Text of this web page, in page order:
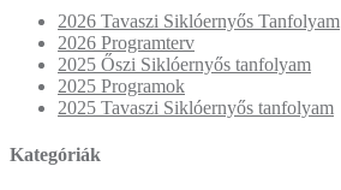
2026 Tavaszi Siklóernyős Tanfolyam
2026 Programterv
2025 Őszi Siklóernyős tanfolyam
2025 Programok
2025 Tavaszi Siklóernyős tanfolyam
Kategóriák